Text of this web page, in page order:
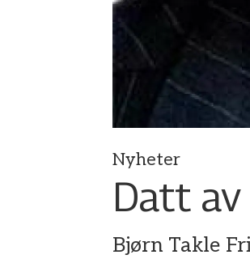
Nyheter
Datt
Bjørn Takle